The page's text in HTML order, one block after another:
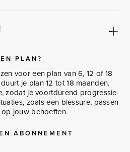
PLAN?
voor een plan van 6, 12 of 18
je plan 12 tot 18 maanden.
zodat je voortdurend progressie
zoals een blessure, passen
jouw behoeften.
ABONNEMENT